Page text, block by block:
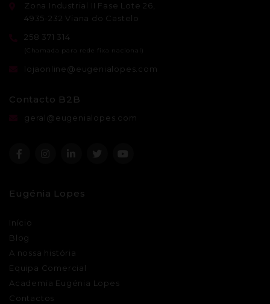
Zona Industrial II Fase Lote 26,
4935-232 Viana do Castelo
258 371 314
lojaonline@eugenialopes.com
Contacto B2B
geral@eugenialopes.com
Eugénia Lopes
Início
Blog
A nossa história
Equipa Comercial
Academia Eugénia Lopes
Contactos